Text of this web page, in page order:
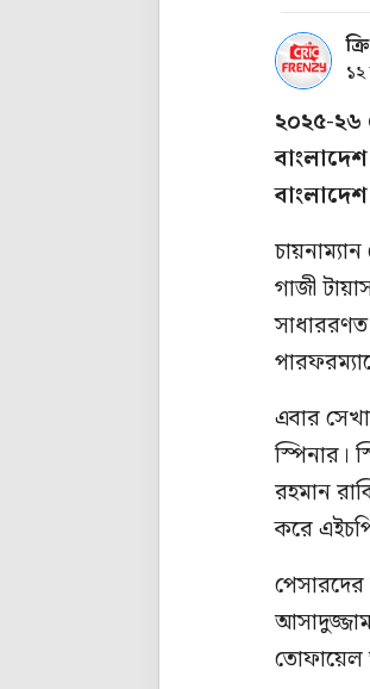
২০২৫-২৬
গাজী
সাধাররণত
এবার
স্পিনার।
রহমান
করে
তোফায়েল